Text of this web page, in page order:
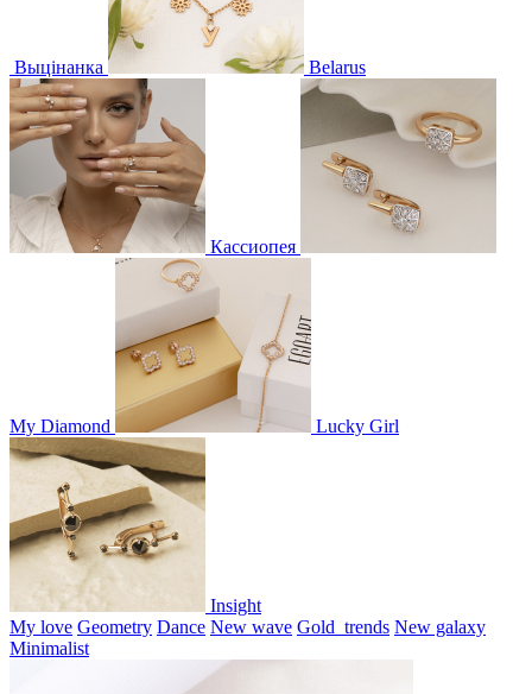
Выцінанка Belarus
Кассиопея
My Diamond Lucky Girl
Insight
My love Geometry Dance New wave Gold_trends New galaxy
Minimalist